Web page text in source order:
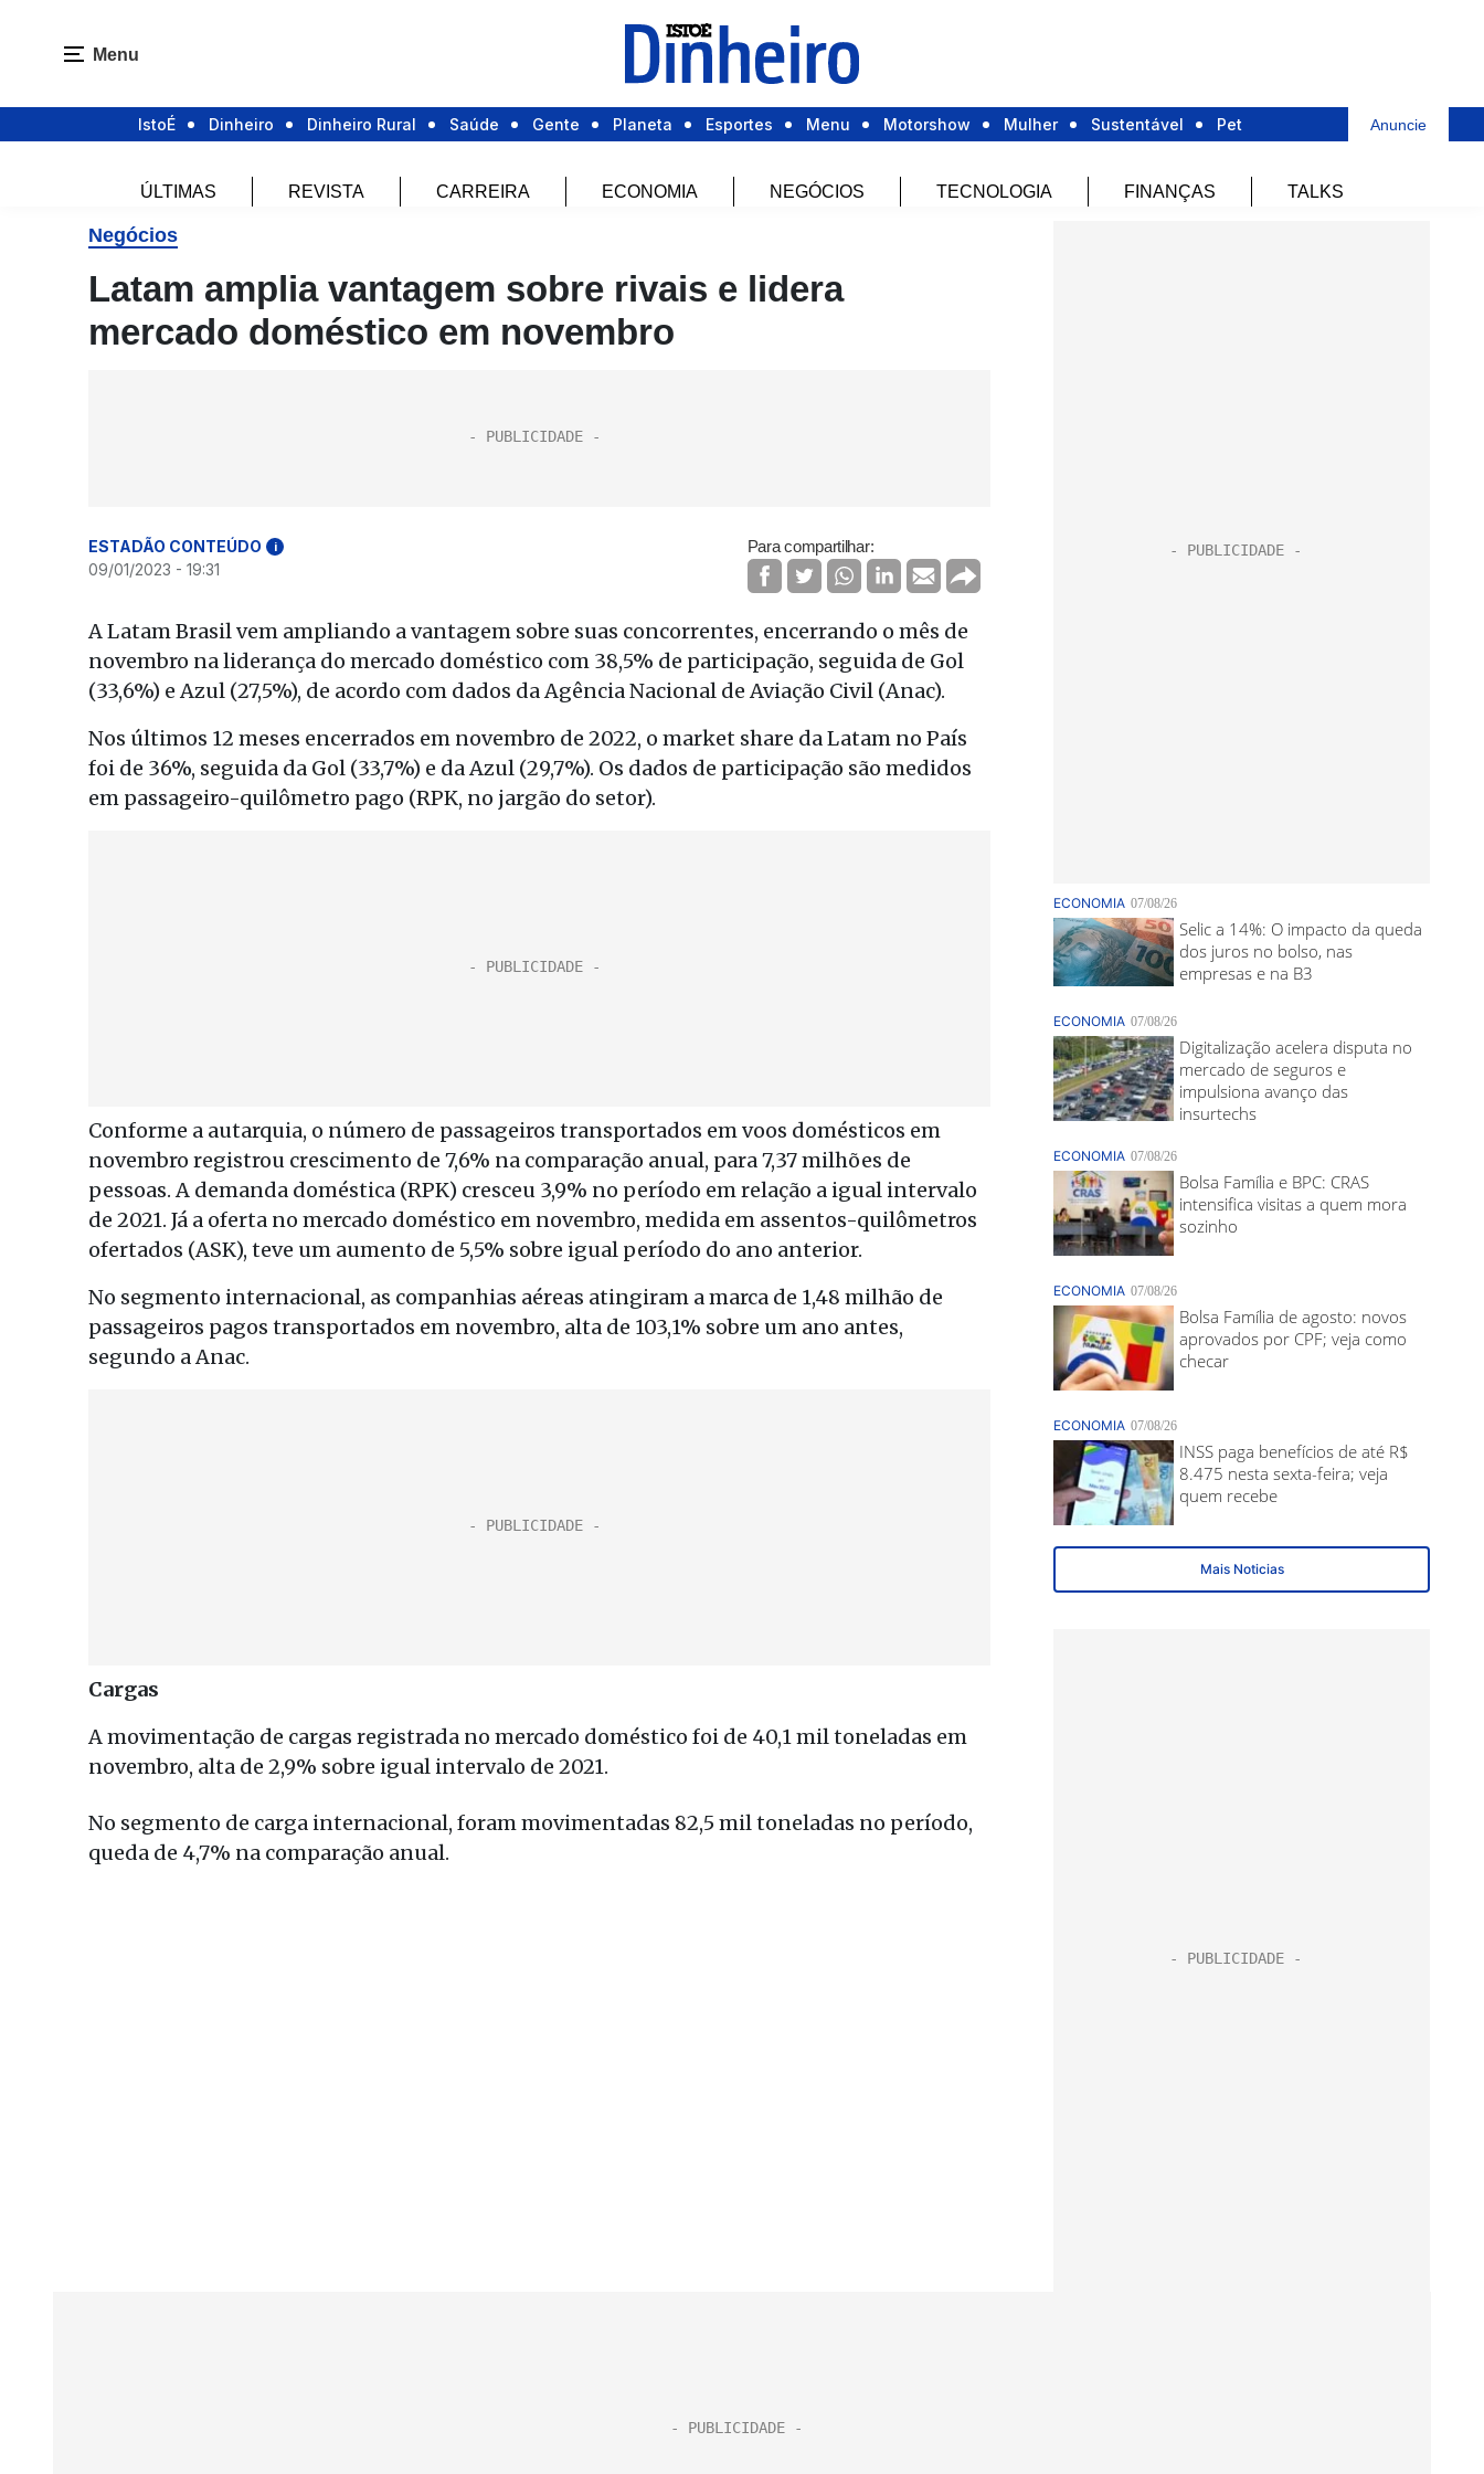
Menu
IstoÉ Dinheiro Dinheiro Rural Saúde Gente Planeta Esportes Menu Motorshow Mulher Sustentável Pet Anuncie
ÚLTIMAS REVISTA CARREIRA ECONOMIA NEGÓCIOS TECNOLOGIA FINANÇAS TALKS
Negócios
Latam amplia vantagem sobre rivais e lidera
mercado doméstico em novembro
ESTADÃO CONTEÚDO i
09/01/2023 - 19:31
Para compartilhar:
A Latam Brasil vem ampliando a vantagem sobre suas concorrentes, encerrando o mês de
novembro na liderança do mercado doméstico com 38,5% de participação, seguida de Gol
(33,6%) e Azul (27,5%), de acordo com dados da Agência Nacional de Aviação Civil (Anac).
Nos últimos 12 meses encerrados em novembro de 2022, o market share da Latam no País
foi de 36%, seguida da Gol (33,7%) e da Azul (29,7%). Os dados de participação são medidos
em passageiro-quilômetro pago (RPK, no jargão do setor).
Conforme a autarquia, o número de passageiros transportados em voos domésticos em
novembro registrou crescimento de 7,6% na comparação anual, para 7,37 milhões de
pessoas. A demanda doméstica (RPK) cresceu 3,9% no período em relação a igual intervalo
de 2021. Já a oferta no mercado doméstico em novembro, medida em assentos-quilômetros
ofertados (ASK), teve um aumento de 5,5% sobre igual período do ano anterior.
No segmento internacional, as companhias aéreas atingiram a marca de 1,48 milhão de
passageiros pagos transportados em novembro, alta de 103,1% sobre um ano antes,
segundo a Anac.
Cargas
A movimentação de cargas registrada no mercado doméstico foi de 40,1 mil toneladas em
novembro, alta de 2,9% sobre igual intervalo de 2021.
No segmento de carga internacional, foram movimentadas 82,5 mil toneladas no período,
queda de 4,7% na comparação anual.